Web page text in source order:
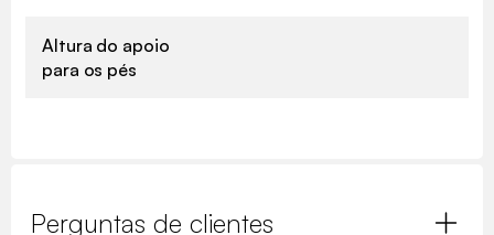
Altura do apoio
para os pés
Perguntas de clientes